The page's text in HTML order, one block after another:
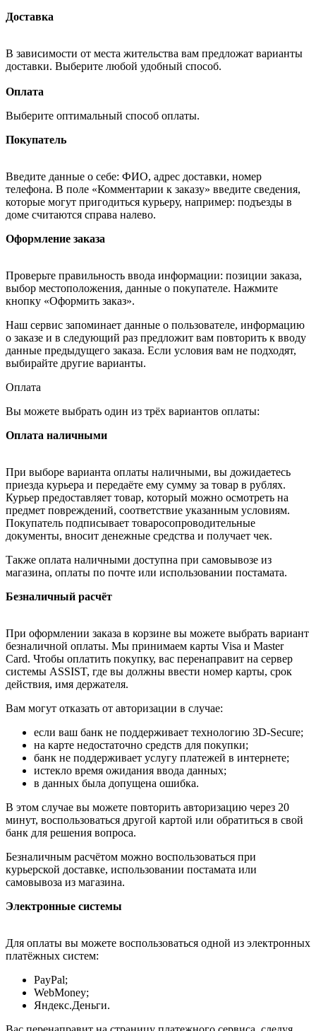
Доставка
В зависимости от места жительства вам предложат варианты
доставки. Выберите любой удобный способ.
Оплата
Выберите оптимальный способ оплаты.
Покупатель
Введите данные о себе: ФИО, адрес доставки, номер
телефона. В поле «Комментарии к заказу» введите сведения,
которые могут пригодиться курьеру, например: подъезды в
доме считаются справа налево.
Оформление заказа
Проверьте правильность ввода информации: позиции заказа,
выбор местоположения, данные о покупателе. Нажмите
кнопку «Оформить заказ».
Наш сервис запоминает данные о пользователе, информацию
о заказе и в следующий раз предложит вам повторить к вводу
данные предыдущего заказа. Если условия вам не подходят,
выбирайте другие варианты.
Оплата
Вы можете выбрать один из трёх вариантов оплаты:
Оплата наличными
При выборе варианта оплаты наличными, вы дожидаетесь
приезда курьера и передаёте ему сумму за товар в рублях.
Курьер предоставляет товар, который можно осмотреть на
предмет повреждений, соответствие указанным условиям.
Покупатель подписывает товаросопроводительные
документы, вносит денежные средства и получает чек.
Также оплата наличными доступна при самовывозе из
магазина, оплаты по почте или использовании постамата.
Безналичный расчёт
При оформлении заказа в корзине вы можете выбрать вариант
безналичной оплаты. Мы принимаем карты Visa и Master
Card. Чтобы оплатить покупку, вас перенаправит на сервер
системы ASSIST, где вы должны ввести номер карты, срок
действия, имя держателя.
Вам могут отказать от авторизации в случае:
если ваш банк не поддерживает технологию 3D-Secure;
на карте недостаточно средств для покупки;
банк не поддерживает услугу платежей в интернете;
истекло время ожидания ввода данных;
в данных была допущена ошибка.
В этом случае вы можете повторить авторизацию через 20
минут, воспользоваться другой картой или обратиться в свой
банк для решения вопроса.
Безналичным расчётом можно воспользоваться при
курьерской доставке, использовании постамата или
самовывоза из магазина.
Электронные системы
Для оплаты вы можете воспользоваться одной из электронных
платёжных систем:
PayPal;
WebMoney;
Яндекс.Деньги.